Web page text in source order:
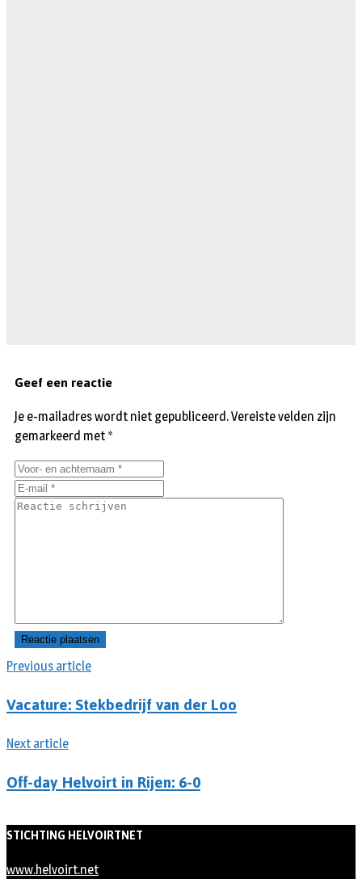
Previous article
Vacature: Stekbedrijf van der Loo
Next article
Off-day Helvoirt in Rijen: 6-0
Geef een reactie
Je e-mailadres wordt niet gepubliceerd.Vereiste velden zijn
gemarkeerd met *
STICHTING HELVOIRTNET
www.helvoirt.net